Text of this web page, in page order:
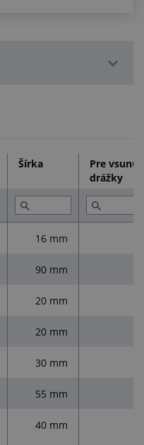
Šírka
Pre
drážky
16 mm
90 mm
20 mm
20 mm
30 mm
55 mm
40 mm